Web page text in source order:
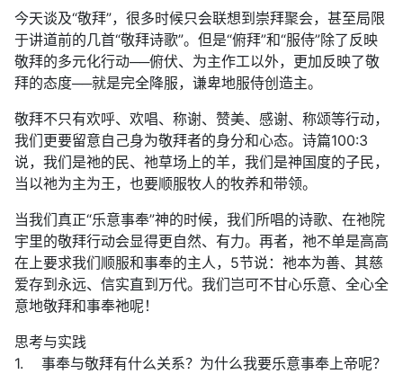
今天谈及“敬拜”，很多时候只会联想到崇拜聚会，甚至局限
于讲道前的几首“敬拜诗歌”。但是“俯拜”和“服侍”除了反映
敬拜的多元化行动──俯伏、为主作工以外，更加反映了敬
拜的态度──就是完全降服，谦卑地服侍创造主。
敬拜不只有欢呼、欢唱、称谢、赞美、感谢、称颂等行动，
我们更要留意自己身为敬拜者的身分和心态。诗篇100:3
说，我们是祂的民、祂草场上的羊，我们是神国度的子民，
当以祂为主为王，也要顺服牧人的牧养和带领。
当我们真正“乐意事奉”神的时候，我们所唱的诗歌、在祂院
宇里的敬拜行动会显得更自然、有力。再者，祂不单是高高
在上要求我们顺服和事奉的主人，5节说：祂本为善、其慈
爱存到永远、信实直到万代。我们岂可不甘心乐意、全心全
意地敬拜和事奉祂呢！
思考与实践
1. 事奉与敬拜有什么关系？为什么我要乐意事奉上帝呢？